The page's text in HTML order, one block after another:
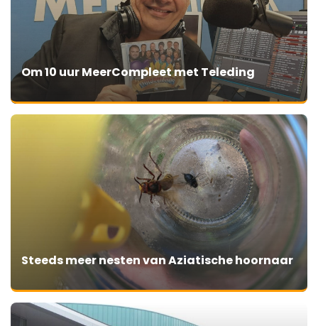
Om 10 uur MeerCompleet met Teleding
Steeds meer nesten van Aziatische hoornaar